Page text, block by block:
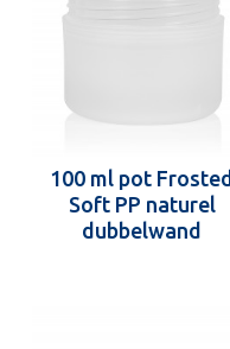
100 ml pot Frosted
Soft PP naturel
dubbelwand